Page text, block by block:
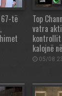
të
Top
vatra
kontrollit
kalojnë
05/08